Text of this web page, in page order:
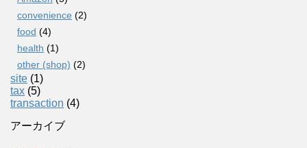
convenience (2)
food (4)
health (1)
other (shop) (2)
site (1)
tax (5)
transaction (4)
アーカイブ